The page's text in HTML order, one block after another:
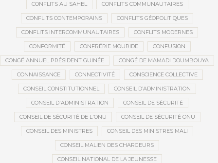
CONFLITS AU SAHEL CONFLITS COMMUNAUTAIRES
CONFLITS CONTEMPORAINS CONFLITS GÉOPOLITIQUES
CONFLITS INTERCOMMUNAUTAIRES CONFLITS MODERNES
CONFORMITÉ CONFRÉRIE MOURIDE CONFUSION
CONGÉ ANNUEL PRÉSIDENT GUINÉE CONGÉ DE MAMADI DOUMBOUYA
CONNAISSANCE CONNECTIVITÉ CONSCIENCE COLLECTIVE
CONSEIL CONSTITUTIONNEL CONSEIL D’ADMINISTRATION
CONSEIL D'ADMINISTRATION CONSEIL DE SÉCURITÉ
CONSEIL DE SÉCURITÉ DE L'ONU CONSEIL DE SÉCURITÉ ONU
CONSEIL DES MINISTRES CONSEIL DES MINISTRES MALI
CONSEIL MALIEN DES CHARGEURS
CONSEIL NATIONAL DE LA JEUNESSE